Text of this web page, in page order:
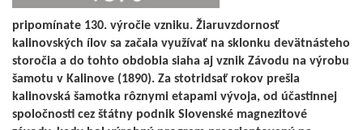
pripomínate 130. výročie vzniku. Žiaruvzdornosť
kalinovských ílov sa začala využívať na sklonku devätnásteho
storočia a do tohto obdobia siaha aj vznik Závodu na výrobu
šamotu v Kalinove (1890). Za stotridsať rokov prešla
kalinovská šamotka rôznymi etapami vývoja, od účastinnej
spoločnosti cez štátny podnik Slovenské magnezitové